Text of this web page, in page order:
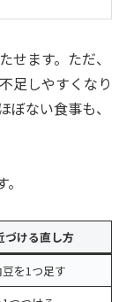
ます。ただ、
足しやすくなり
ない食事も、
づける直し方
を1つ足す